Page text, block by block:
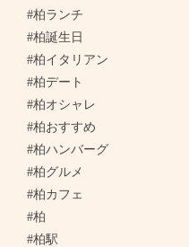
#柏ランチ
#柏誕生日
#柏イタリアン
#柏デート
#柏オシャレ
#柏おすすめ
#柏ハンバーグ
#柏グルメ
#柏カフェ
#柏
#柏駅